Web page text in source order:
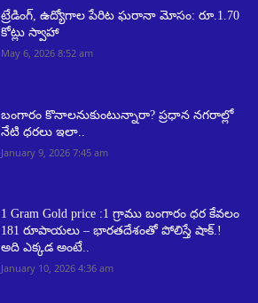
ట్రేడింగ్, ఉద్యోగాల పేరిట ఘరానా మోసం: రూ.1.70
కోట్లు స్వాహా
May 6, 2026 8:52 am
బంగారం కొనాలనుకుంటున్నారా? ప్రధాన నగరాల్లో
నేటి ధరలు ఇలా..
January 9, 2026 7:45 am
1 Gram Gold price :1 గ్రాము బంగారం ధర కేవలం
181 రూపాయలు – భారతదేశంతో పోలిస్తే షాక్.!
అది ఎక్కడ అంటే..
January 10, 2026 4:36 am